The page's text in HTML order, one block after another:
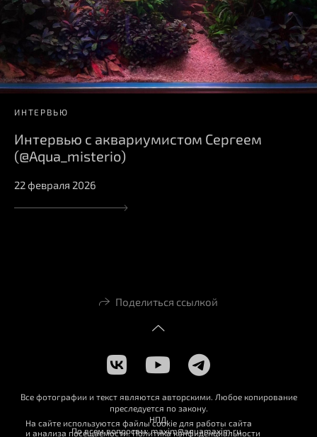
ИНТЕРВЬЮ
Интервью с аквариумистом Сергеем
(@Aqua_misterio)
22 февраля 2026
Поделиться ссылкой
Все фотографии и текст являются авторскими. Любое копирование
преследуется по закону.
НПД
По всем вопросам: maxim@aquamaxim.ru
На сайте используются файлы cookie для работы сайта
и анализа посещаемости.Политика конфиденциальности